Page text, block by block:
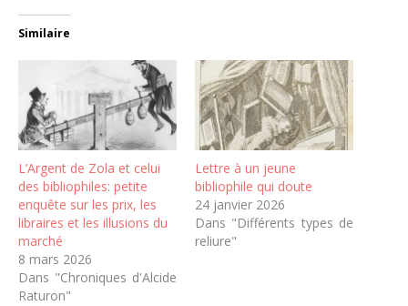
Similaire
L’Argent de Zola et celui
des bibliophiles: petite
enquête sur les prix, les
libraires et les illusions du
marché
8 mars 2026
Dans "Chroniques d'Alcide
Raturon"
Lettre à un jeune
bibliophile qui doute
24 janvier 2026
Dans "Différents types de
reliure"